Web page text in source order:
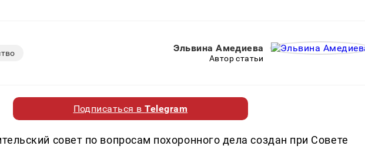
Эльвина Амедиева
Автор статьи
Подписаться вTelegram
совет по вопросам похоронного дела создан при Совете